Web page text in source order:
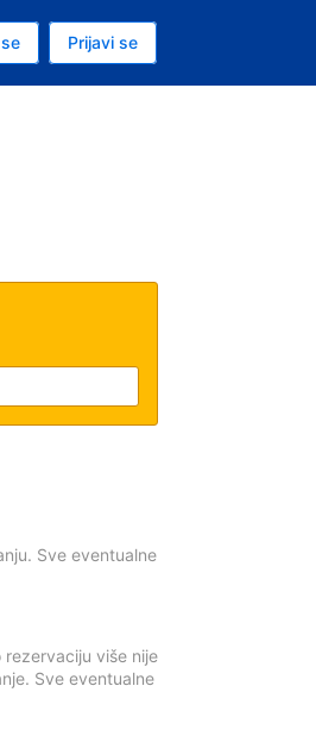
Prijavi se
Sve eventualne
više nije
Sve eventualne